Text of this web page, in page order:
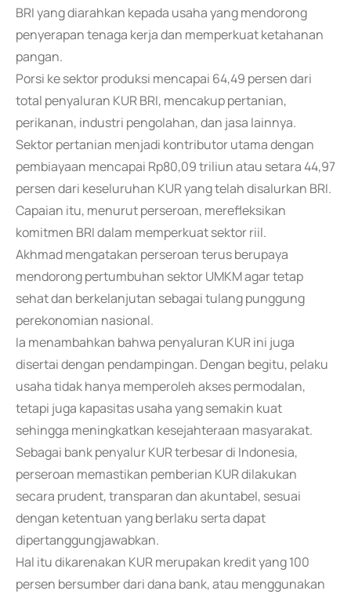
BRI yang diarahkan kepada usaha yang mendorong
penyerapan tenaga kerja dan memperkuat ketahanan
pangan.
Porsi ke sektor produksi mencapai 64,49 persen dari
total penyaluran KUR BRI, mencakup pertanian,
perikanan, industri pengolahan, dan jasa lainnya.
Sektor pertanian menjadi kontributor utama dengan
pembiayaan mencapai Rp80,09 triliun atau setara 44,97
persen dari keseluruhan KUR yang telah disalurkan BRI.
Capaian itu, menurut perseroan, merefleksikan
komitmen BRI dalam memperkuat sektor riil.
Akhmad mengatakan perseroan terus berupaya
mendorong pertumbuhan sektor UMKM agar tetap
sehat dan berkelanjutan sebagai tulang punggung
perekonomian nasional.
Ia menambahkan bahwa penyaluran KUR ini juga
disertai dengan pendampingan. Dengan begitu, pelaku
usaha tidak hanya memperoleh akses permodalan,
tetapi juga kapasitas usaha yang semakin kuat
sehingga meningkatkan kesejahteraan masyarakat.
Sebagai bank penyalur KUR terbesar di Indonesia,
perseroan memastikan pemberian KUR dilakukan
secara prudent, transparan dan akuntabel, sesuai
dengan ketentuan yang berlaku serta dapat
dipertanggungjawabkan.
Hal itu dikarenakan KUR merupakan kredit yang 100
persen bersumber dari dana bank, atau menggunakan